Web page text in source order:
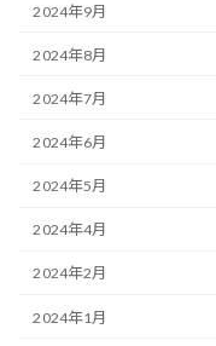
2024年9月
2024年8月
2024年7月
2024年6月
2024年5月
2024年4月
2024年2月
2024年1月